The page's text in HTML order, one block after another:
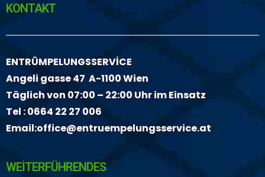
KONTAKT
ENTRÜMPELUNGSSERVİCE
Angeli gasse 47 A-1100 Wien
Täglich von 07:00 – 22:00 Uhr im Einsatz
Tel :0664 22 27 006
Email:office@entruempelungsservice.at
WEİTERFÜHRENDES